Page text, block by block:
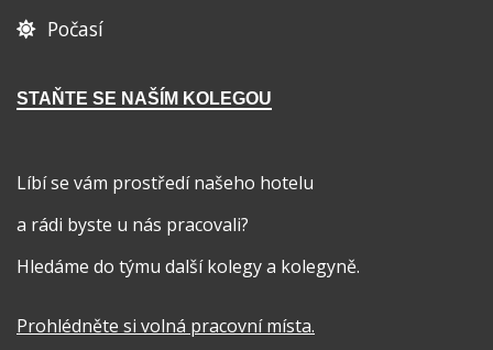
Počasí
STAŇTE SE NAŠÍM KOLEGOU
Líbí se vám prostředí našeho hotelu
a rádi byste u nás pracovali?
Hledáme do týmu další kolegy a kolegyně.
Prohlédněte si volná pracovní místa.